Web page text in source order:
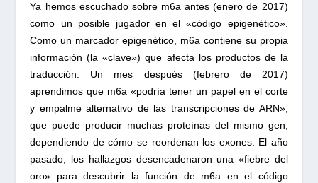
Ya hemos escuchado sobre m6a antes (enero de 2017)
como un posible jugador en el «código epigenético».
Como un marcador epigenético, m6a contiene su propia
información (la «clave») que afecta los productos de la
traducción. Un mes después (febrero de 2017)
aprendimos que m6a «podría tener un papel en el corte
y empalme alternativo de las transcripciones de ARN»,
que puede producir muchas proteínas del mismo gen,
dependiendo de cómo se reordenan los exones. El año
pasado, los hallazgos desencadenaron una «fiebre del
oro» para descubrir la función de m6a en el código